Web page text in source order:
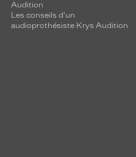
Audition
Les conseils d'un
audioprothésiste Krys Audition